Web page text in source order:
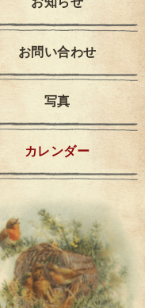
お知らせ
お問い合わせ
写真
カレンダー